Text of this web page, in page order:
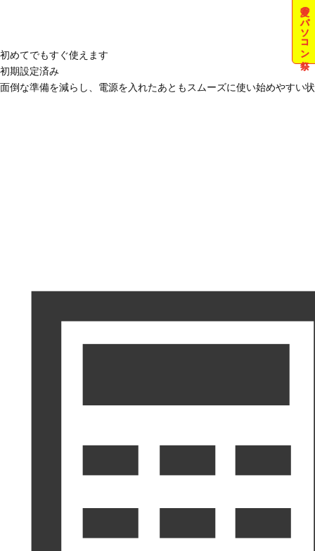
夏のパソコン祭
初めてでもすぐ使えます
初期設定済み
面倒な準備を減らし、電源を入れたあともスムーズに使い始めやすい